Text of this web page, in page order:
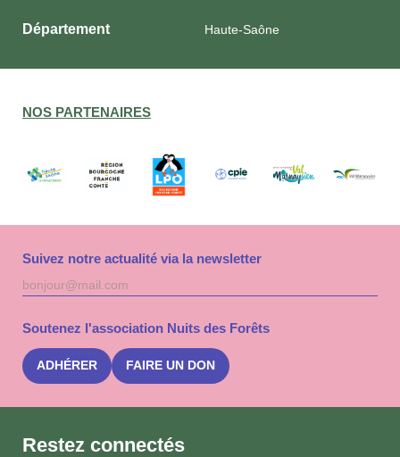
Département Haute-Saône
NOS PARTENAIRES
Suivez notre actualité via la newsletter
Adresse
mail
à
Soutenez l'association Nuits des Forêts
ADHÉRER FAIRE UN DON
Restez connectés